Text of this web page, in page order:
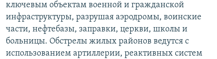
ключевым объектам военной и гражданской
инфраструктуры, разрушая аэродромы, воинские
части, нефтебазы, заправки, церкви, школы и
больницы. Обстрелы жилых районов ведутся с
использованием артиллерии, реактивных систем